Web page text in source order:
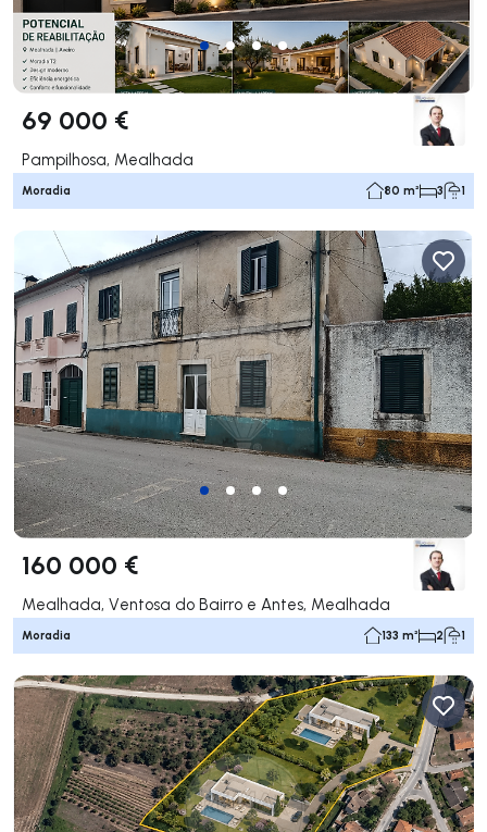
69 000 €
Pampilhosa, Mealhada
Moradia 80 m² 3 1
160 000 €
Mealhada, Ventosa do Bairro e Antes, Mealhada
Moradia 133 m² 2 1